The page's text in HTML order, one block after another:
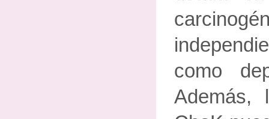
como
Además,